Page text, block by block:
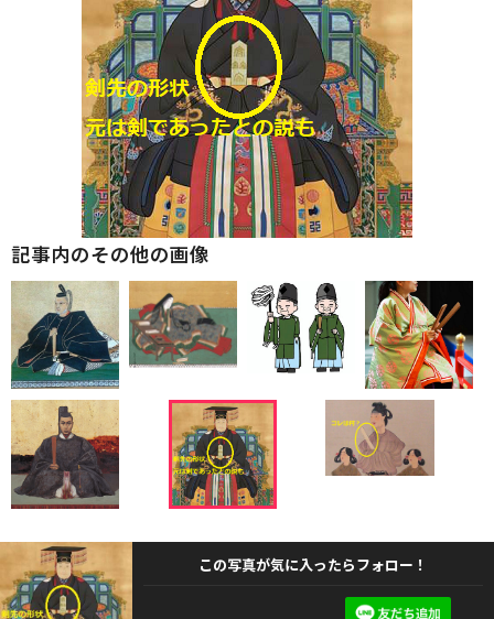
記事内のその他の画像
この写真が気に入ったらフォロー！